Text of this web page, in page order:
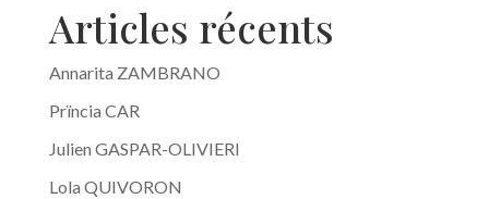
Articles récents
Annarita ZAMBRANO
Prïncia CAR
Julien GASPAR-OLIVIERI
Lola QUIVORON